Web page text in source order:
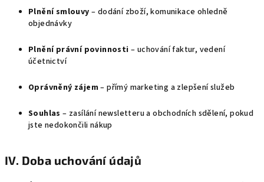
Plnění smlouvy – dodání zboží, komunikace ohledně
objednávky
Plnění právní povinnosti – uchování faktur, vedení
účetnictví
Oprávněný zájem – přímý marketing a zlepšení služeb
Souhlas – zasílání newsletteru a obchodních sdělení, pokud
jste nedokončili nákup
IV. Doba uchování údajů